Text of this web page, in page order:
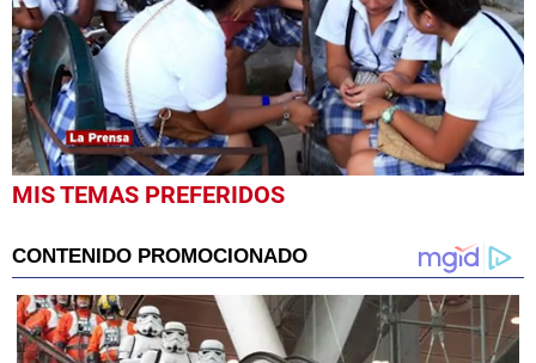
0
seconds
minutes,
0
MIS TEMAS PREFERIDOS